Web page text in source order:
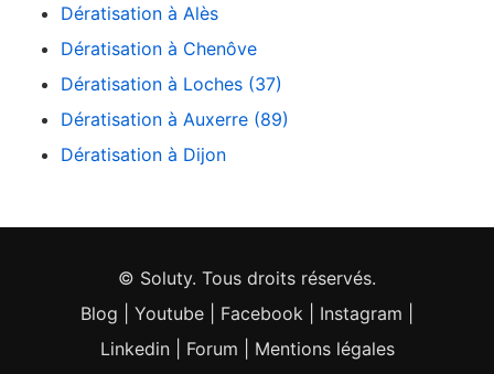
Dératisation à Alès
Dératisation à Chenôve
Dératisation à Loches (37)
Dératisation à Auxerre (89)
Dératisation à Dijon
© Soluty. Tous droits réservés.
Blog
Youtube Facebook Instagram
Linkedin| Forum Mentions légales